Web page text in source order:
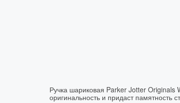
Ручка шариковая Parker Jotter Originals
оригинальность и придаст